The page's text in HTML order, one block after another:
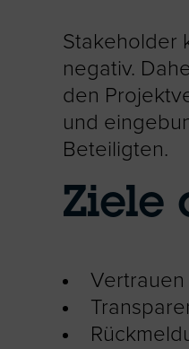
Stakeholder
negativ.
den
und
Beteiligten.
Ziele